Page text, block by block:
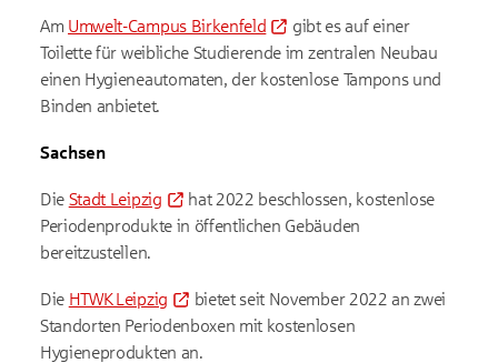
Am Umwelt-Campus Birkenfeld
gibt es auf einer
Toilette für weibliche Studierende im zentralen Neubau
einen Hygieneautomaten, der kostenlose Tampons und
Binden anbietet.
Sachsen
Die Stadt Leipzig
hat 2022 beschlossen, kostenlose
Periodenprodukte in öffentlichen Gebäuden
bereitzustellen.
Die HTWK Leipzig
bietet seit November 2022 an zwei
Standorten Periodenboxen mit kostenlosen
Hygieneprodukten an.